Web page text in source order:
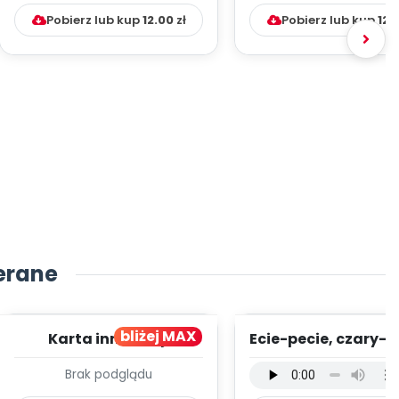
Pobierz lub kup12.00zł Pobierz lub kup
bliżej MAX
Karta innowacji
Kumpelkowo
Brak podglądu
Ecie-pecie, czary-
mp3)